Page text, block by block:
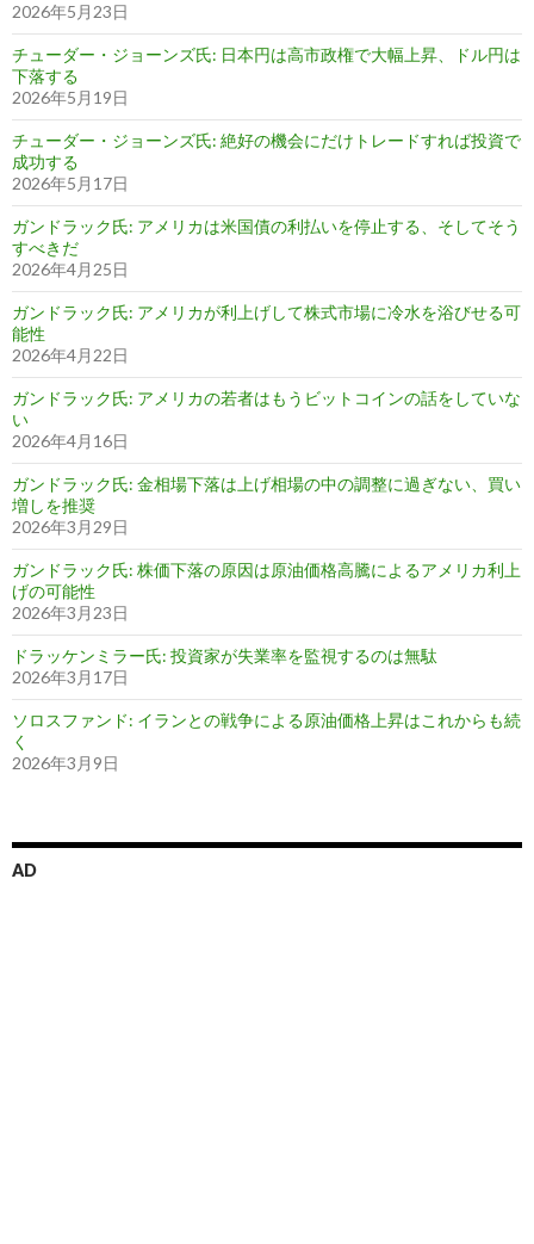
2026年5月23日
チューダー・ジョーンズ氏: 日本円は高市政権で大幅上昇、ドル円は
下落する
2026年5月19日
チューダー・ジョーンズ氏: 絶好の機会にだけトレードすれば投資で
成功する
2026年5月17日
ガンドラック氏: アメリカは米国債の利払いを停止する、そしてそう
すべきだ
2026年4月25日
ガンドラック氏: アメリカが利上げして株式市場に冷水を浴びせる可
能性
2026年4月22日
ガンドラック氏: アメリカの若者はもうビットコインの話をしていな
い
2026年4月16日
ガンドラック氏: 金相場下落は上げ相場の中の調整に過ぎない、買い
増しを推奨
2026年3月29日
ガンドラック氏: 株価下落の原因は原油価格高騰によるアメリカ利上
げの可能性
2026年3月23日
ドラッケンミラー氏: 投資家が失業率を監視するのは無駄
2026年3月17日
ソロスファンド: イランとの戦争による原油価格上昇はこれからも続
く
2026年3月9日
AD